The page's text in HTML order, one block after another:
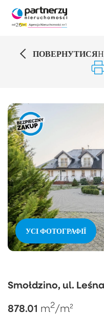
ПОВЕРНУТИСЯ
УСІ ФОТОГРАФІЇ
Smołdzino, ul. Leśna
878.01 m2/m²